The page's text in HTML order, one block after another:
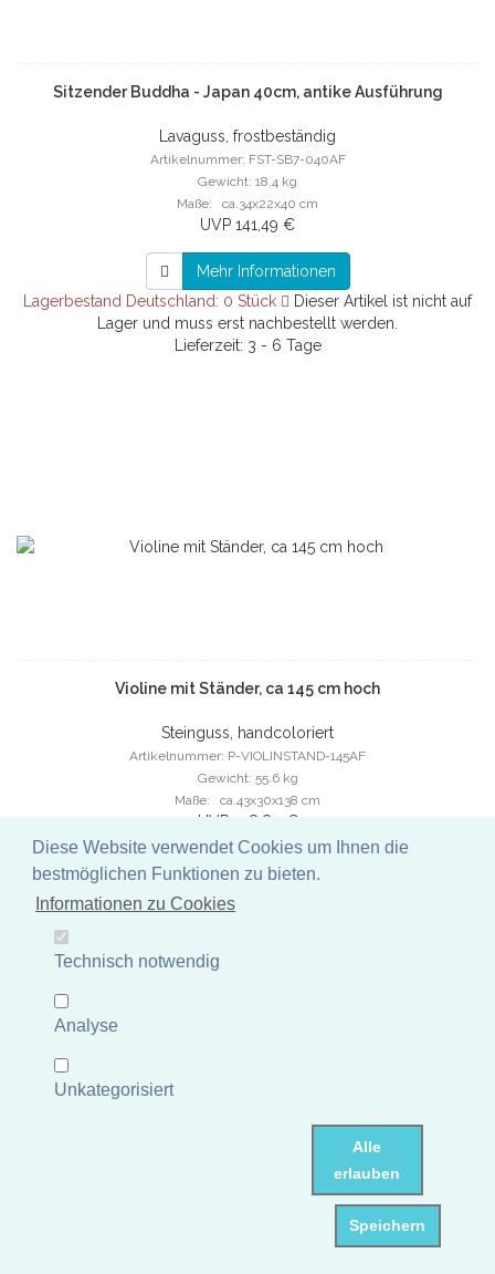
Sitzender Buddha - Japan 40cm, antike Ausführung
Lavaguss, frostbeständig
Artikelnummer: FST-SB7-040AF
Gewicht: 18.4 kg
Maße: ca.34x22x40 cm
UVP 141,49 €
Mehr Informationen
Lagerbestand Deutschland: 0 Stück
Dieser Artikel ist nicht auf
Lager und muss erst nachbestellt werden.
Lieferzeit: 3 - 6 Tage
Violine mit Ständer, ca 145 cm hoch
Steinguss, handcoloriert
Artikelnummer: P-VIOLINSTAND-145AF
Gewicht: 55.6 kg
Maße: ca.43x30x138 cm
UVP 318,80 €
Mehr Informationen
Lagerbestand Deutschland: 0 Stück
Sitzender Buddha mit Gefäß als Wasserspiel, 50 cm
Diese Website verwendet Cookies um Ihnen die
bestmöglichen Funktionen zu bieten.
Informationen zu Cookies
Technisch notwendig
Analyse
Unkategorisiert
Alle
erlauben
Speichern